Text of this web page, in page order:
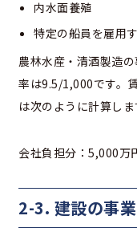
内水面養殖
特定の船員を雇用
農林水産・清酒製造
率は9.5/1,000です。
は次のように計算しま
会社負担分：5,000
2-3. 建設の事